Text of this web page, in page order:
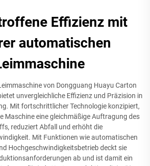
Effizienz mit
automatischen
von Dongguang Huayu Carton
unvergleichliche Effizienz und Präzision in
Mit fortschrittlicher Technologie konzipiert,
Maschine eine gleichmäßige Auftragung des
reduziert Abfall und erhöht die
Mit Funktionen wie automatischen
Hochgeschwindigkeitsbetrieb deckt sie
ab und ist damit ein